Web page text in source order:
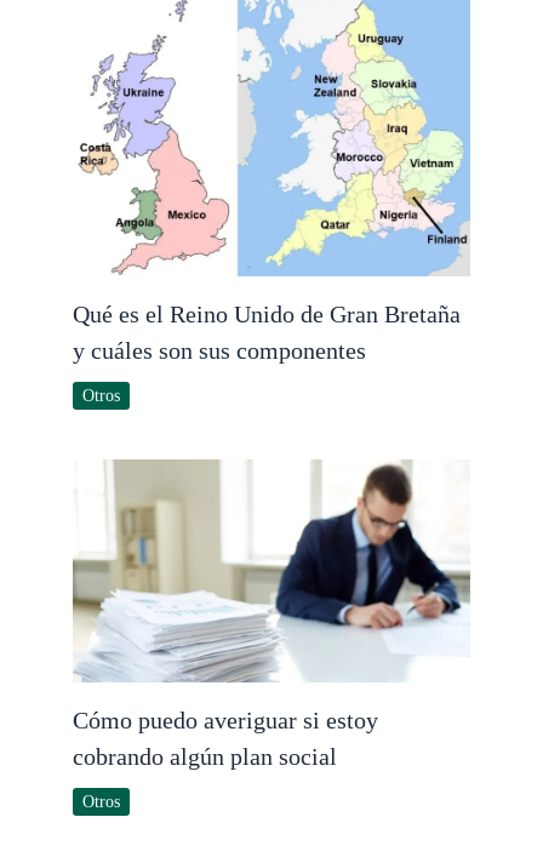
Qué es el Reino Unido de Gran Bretaña
y cuáles son sus componentes
Otros
Cómo puedo averiguar si estoy
cobrando algún plan social
Otros